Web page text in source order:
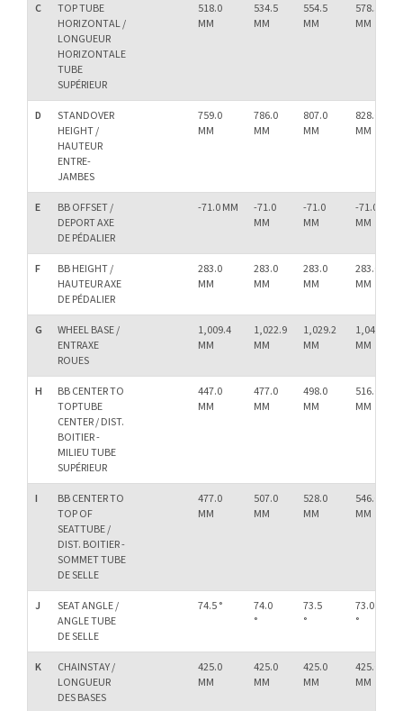
C
TOP TUBE
HORIZONTAL /
LONGUEUR
HORIZONTALE
TUBE
SUPÉRIEUR
518.0
MM
534.5
MM
554.5
MM
578.5
MM
D
STANDOVER
HEIGHT /
HAUTEUR
ENTRE-
JAMBES
759.0
MM
786.0
MM
807.0
MM
828.0
MM
E
BB OFFSET /
DEPORT AXE
DE PÉDALIER
-71.0 MM
-71.0
MM
-71.0
MM
-71.0
MM
F
BB HEIGHT /
HAUTEUR AXE
DE PÉDALIER
283.0
MM
283.0
MM
283.0
MM
283.0
MM
G
WHEEL BASE /
ENTRAXE
ROUES
1,009.4
MM
1,022.9
MM
1,029.2
MM
1,048.7
MM
H
BB CENTER TO
TOPTUBE
CENTER / DIST.
BOITIER -
MILIEU TUBE
SUPÉRIEUR
447.0
MM
477.0
MM
498.0
MM
516.0
MM
I
BB CENTER TO
TOP OF
SEATTUBE /
DIST. BOITIER -
SOMMET TUBE
DE SELLE
477.0
MM
507.0
MM
528.0
MM
546.0
MM
J
SEAT ANGLE /
ANGLE TUBE
DE SELLE
74.5 °
74.0
°
73.5
°
73.0
°
K
CHAINSTAY /
LONGUEUR
DES BASES
425.0
MM
425.0
MM
425.0
MM
425.0
MM